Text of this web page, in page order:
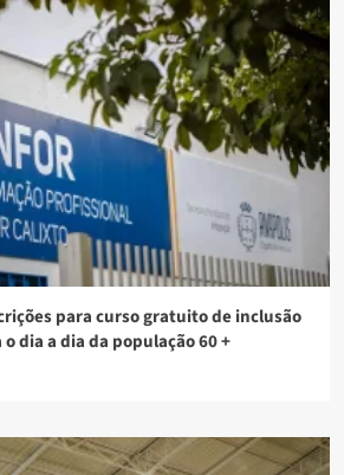
para curso gratuito de inclusão
dia a dia da população 60 +